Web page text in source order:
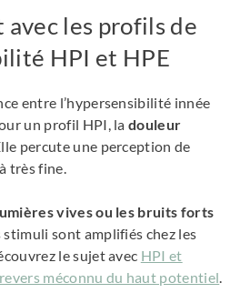
les profils de
HPI et HPE
entre l’hypersensibilité innée
un profil HPI, ladouleur
percute une perception de
très fine.
vives ou les bruits forts
stimuli sont amplifiés chez les
le sujet avec HPI et
méconnu du haut potentiel.